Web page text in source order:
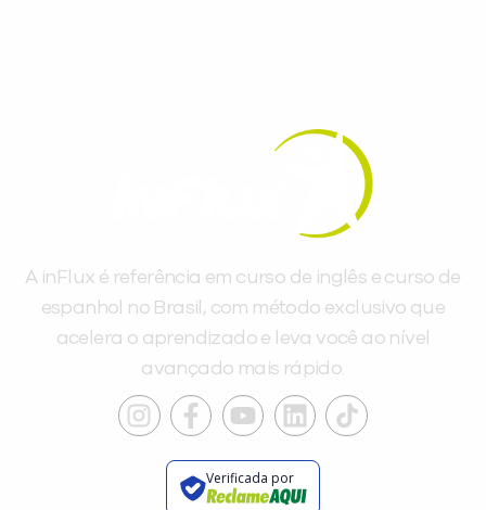
A inFlux é referência em curso de inglês e curso de
espanhol no Brasil, com método exclusivo que
acelera o aprendizado e leva você ao nível
avançado mais rápido.
Verificada por